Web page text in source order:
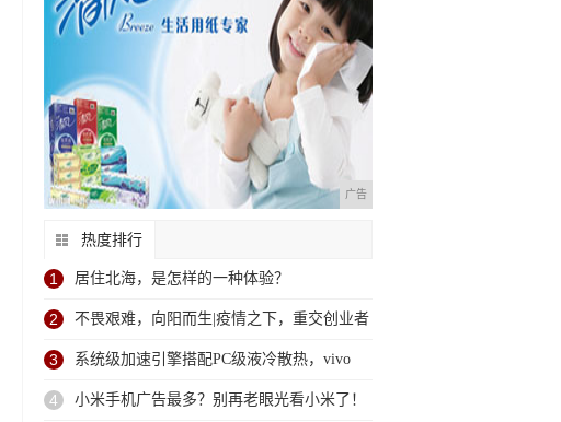
广告
热度排行
1 居住北海，是怎样的一种体验？
2 不畏艰难，向阳而生|疫情之下，重交创业者
砥
3 系统级加速引擎搭配PC级液冷散热，vivo
4 小米手机广告最多？别再老眼光看小米了！